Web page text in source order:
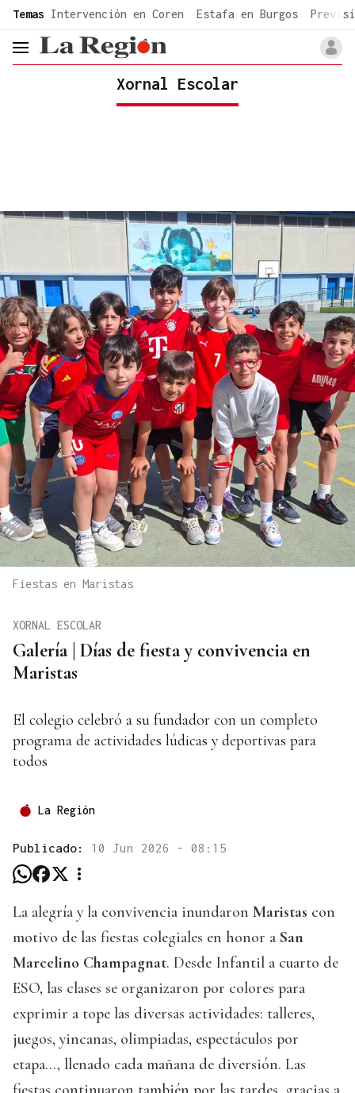
common.go-to-content
Temas Intervención en Coren Estafa en Burgos
header.menu.open
Xornal Escolar
Fiestas en Maristas
Galería | Días de fiesta y convivencia en
Maristas
XORNAL ESCOLAR
El colegio celebró a su fundador con un completo
programa de actividades lúdicas y deportivas para
todos
La Región
Publicado: 10 Jun 2026 - 08:15
La alegría y la convivencia inundaron Maristas con
motivo de las fiestas colegiales en honor a San
Marcelino Champagnat. Desde Infantil a cuarto de
ESO, las clases se organizaron por colores para
exprimir a tope las diversas actividades: talleres,
juegos, yincanas, olimpiadas, espectáculos por
etapa…, llenado cada mañana de diversión. Las